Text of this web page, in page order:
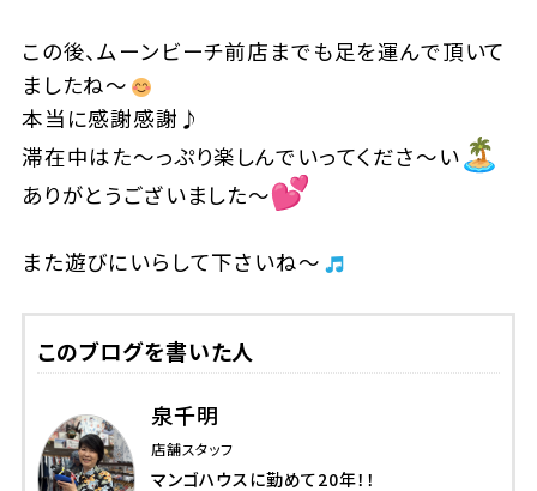
この後、ムーンビーチ前店までも足を運んで頂いて
ましたね～
本当に感謝感謝♪
滞在中はた～っぷり楽しんでいってくださ〜い
ありがとうございました～
また遊びにいらして下さいね～
このブログを書いた人
泉千明
店舗スタッフ
マンゴハウスに勤めて20年！！